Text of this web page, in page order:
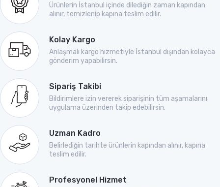
Ürünlerin İstanbul içinde dilediğin zaman kapından
alınır, temizlenip kapına teslim edilir.
Kolay Kargo
Anlaşmalı kargo hizmetiyle İstanbul dışından kolayca
gönderim yapabilirsin.
Sipariş Takibi
Bildirimlere izin vererek siparişinin tüm aşamalarını
uygulama üzerinden takip edebilirsin.
Uzman Kadro
Belirlediğin tarihte ürünlerin kapından alınır, kapına
teslim edilir.
Profesyonel Hizmet